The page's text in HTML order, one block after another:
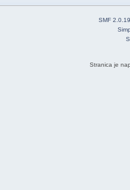
SMF 2.0.19
Stranica je